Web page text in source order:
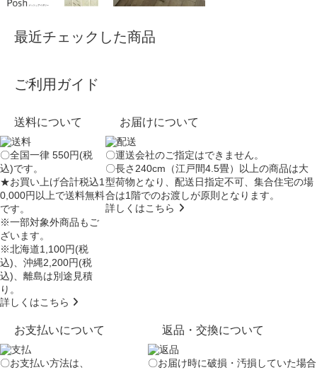
最近チェックした商品
ご利用ガイド
送料について
〇全国一律 550円(税
込)です。
★お買い上げ合計税込1
0,000円以上で送料無料
です。
※一部対象外商品もご
ざいます。
※北海道1,100円(税
込)、沖縄2,200円(税
込)、離島は別途見積
り。
詳しくはこちら
お届けについて
〇運送会社のご指定はできません。
〇長さ240cm（江戸間4.5畳）以上の商品は大
型荷物となり、配送日指定不可、集合住宅の場
合は1階でのお渡しが原則となります。
詳しくはこちら
お支払いについて
〇お支払い方法は、
返品・交換について
〇お届け時に破損・汚損していた場合